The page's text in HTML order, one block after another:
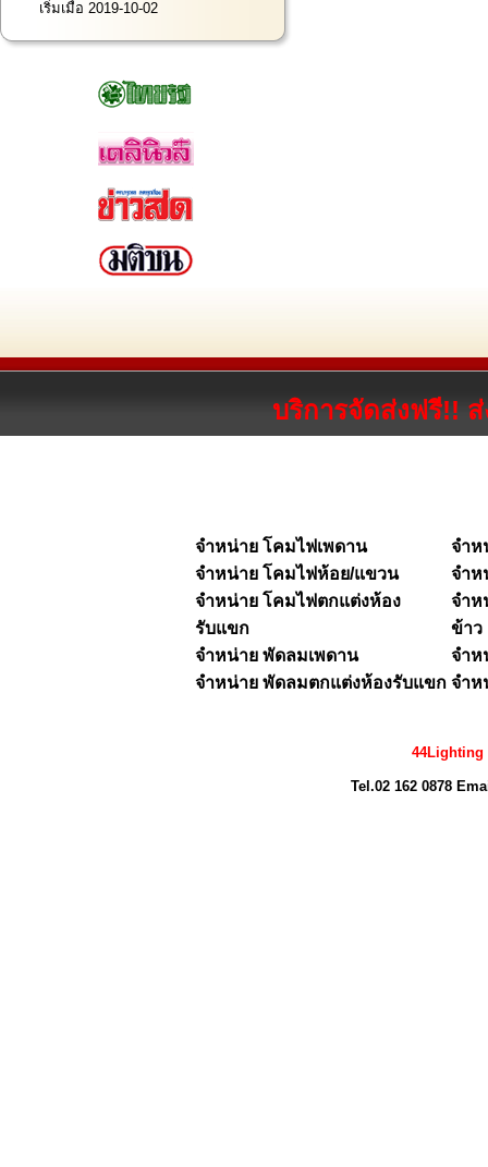
เริ่มเมื่อ 2019-10-02
บริการจัดส่งฟรี!!
จำหน่าย โคมไฟเพดาน
จำห
จำหน่าย โคมไฟห้อย/แขวน
จำห
จำหน่าย โคมไฟตกแต่งห้อง
รับแขก
จำห
ข้าว
จำหน่าย พัดลมเพดาน
จำห
จำหน่าย พัดลมตกแต่งห้องรับแขก จำห
44Lighting
Tel.02 162 0878